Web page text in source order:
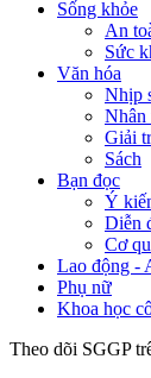
Sống khỏe
An
Sức
Văn hóa
Nhịp
Nhân
Giải
Sách
Bạn đọc
Ý
Diễn
Cơ
Lao động -
Phụ nữ
Khoa học
Theo dõi SGGP